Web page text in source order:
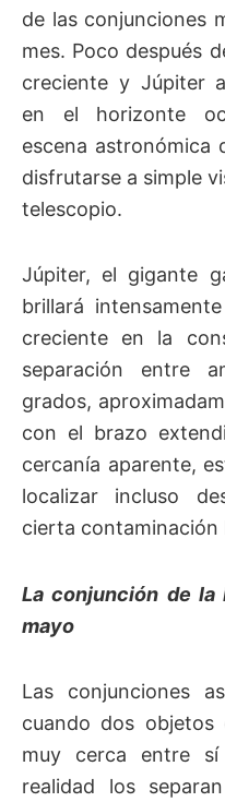
de las conjunciones
mes. Poco después
creciente y Júpiter
en el horizonte
escena astronómica
disfrutarse a simple
telescopio.
Júpiter, el gigante
brillará
creciente en la
separación entre
grados,
con el brazo
cercanía aparente,
localizar incluso
cierta contaminación
La conjunción de
mayo
Las conjunciones
cuando dos objetos
muy cerca entre
realidad los